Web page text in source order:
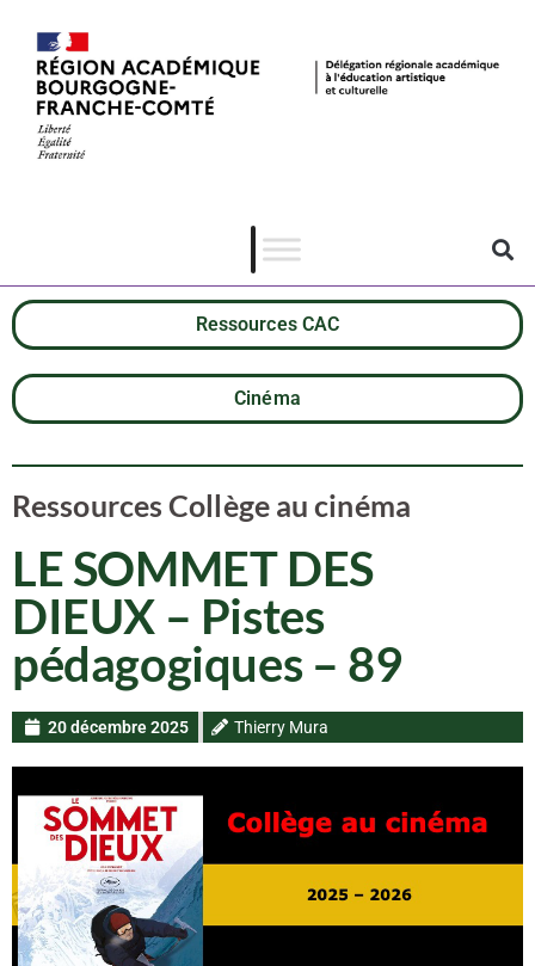
Ressources CAC
Cinéma
Ressources Collège au cinéma
LE SOMMET DES
DIEUX – Pistes
pédagogiques – 89
20 décembre 2025 Thierry Mura